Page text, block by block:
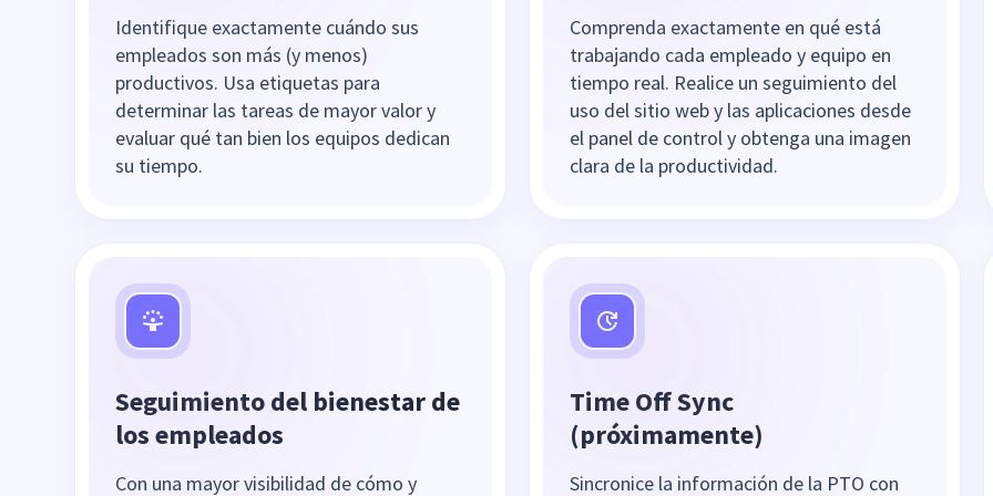
Identifique exactamente cuándo sus
empleados son más (y menos)
productivos. Usa etiquetas para
determinar las tareas de mayor valor y
evaluar qué tan bien los equipos dedican
su tiempo.
Comprenda exactamente en qué está
trabajando cada empleado y equipo en
tiempo real. Realice un seguimiento del
uso del sitio web y las aplicaciones desde
el panel de control y obtenga una imagen
clara de la productividad.
Seguimiento del bienestar de
los empleados
Con una mayor visibilidad de cómo y
Time Off Sync
(próximamente)
Sincronice la información de la PTO con